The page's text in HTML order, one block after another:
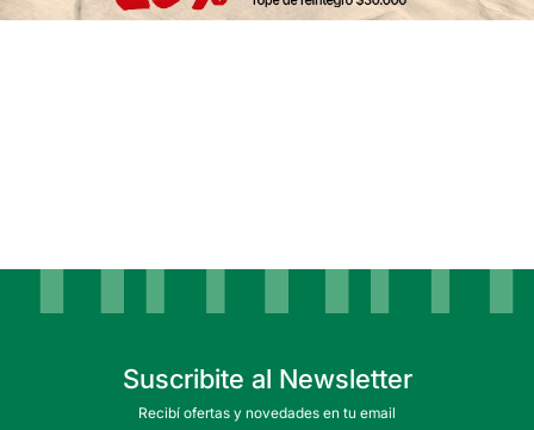
Suscribite al Newsletter
Recibí ofertas y novedades en tu email